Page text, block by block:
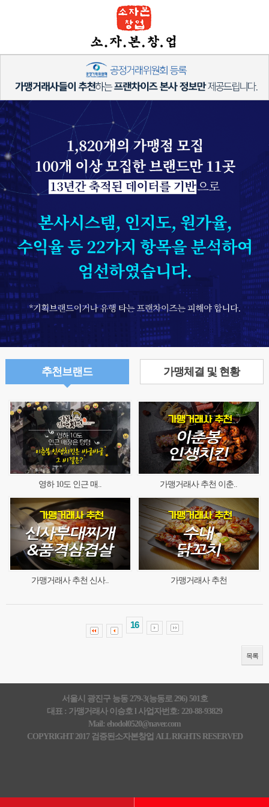
추천브랜드 가맹체결 및 현황
영하 10도 인근 매.. 가맹거래사 추천 이춘..
가맹거래사 추천 신사.. 가맹거래사 추천
16
목록
서울시 광진구 능동 279-3(능동로 296) 501호
대표 : 가맹거래사 이승호 l 사업자번호: 220-88-93829
Mail: ehodol0520@naver.com
COPYRIGHT 2017 검증된소자본창업 ALL RIGHTS RESERVED